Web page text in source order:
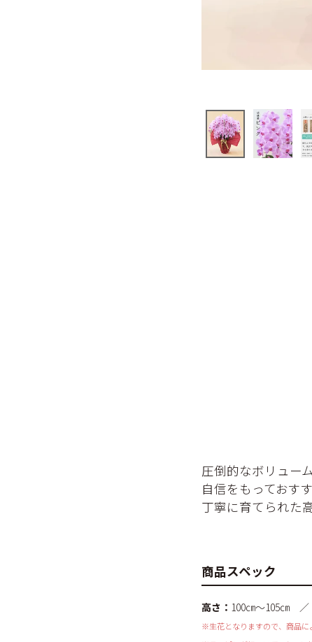
圧倒的なボリュー
自信をもっておす
丁寧に育てられた
商品スペック
高さ： 100㎝～105㎝ ／
※生花となりますので、商品に